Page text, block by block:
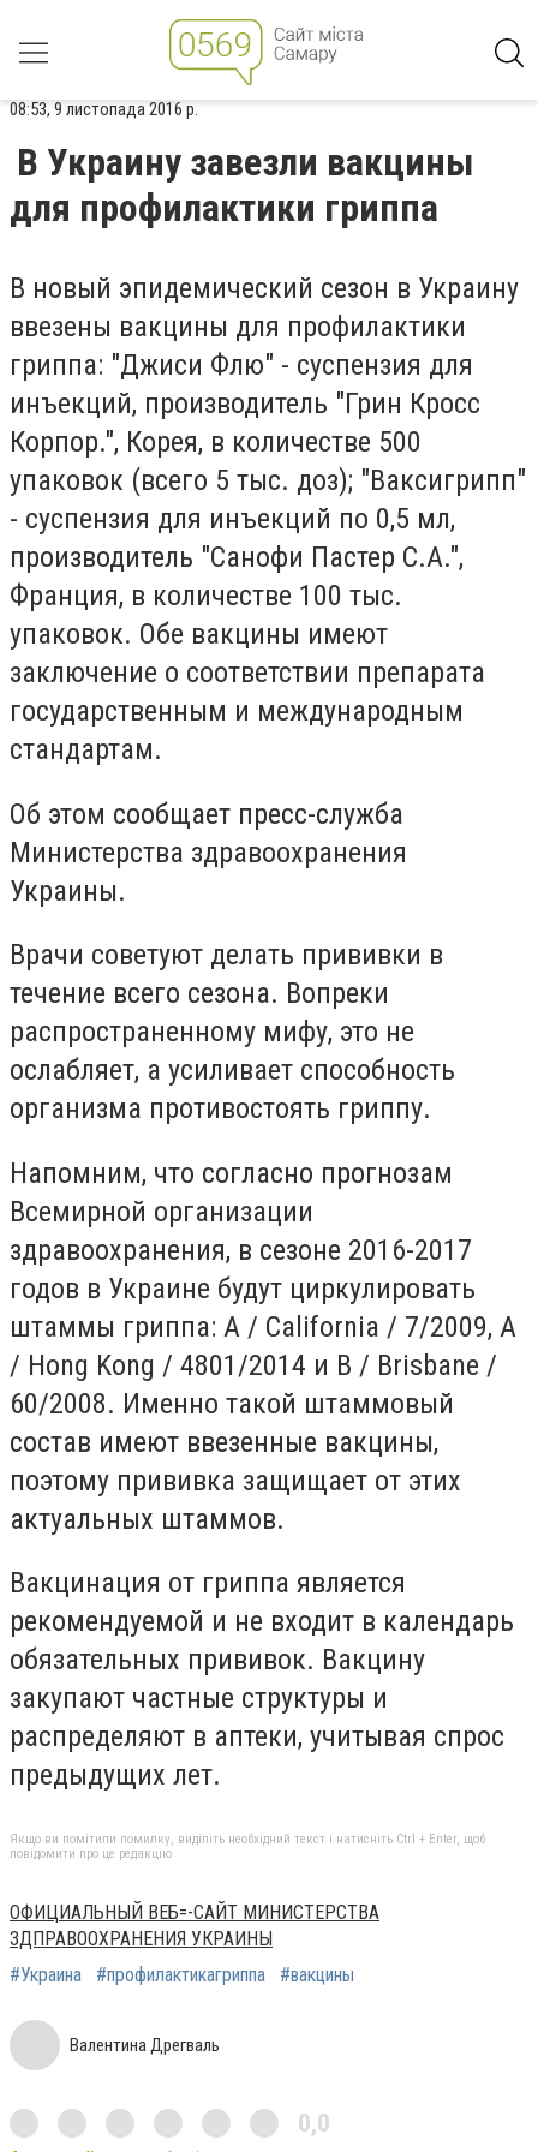
08:53, 9 листопада 2016 р.
В Украину завезли вакцины
для профилактики гриппа
В новый эпидемический сезон в Украину
ввезены вакцины для профилактики
гриппа: "Джиси Флю" - суспензия для
инъекций, производитель "Грин Кросс
Корпор.", Корея, в количестве 500
упаковок (всего 5 тыс. доз); "Ваксигрипп"
- суспензия для инъекций по 0,5 мл,
производитель "Санофи Пастер С.А.",
Франция, в количестве 100 тыс.
упаковок. Обе вакцины имеют
заключение о соответствии препарата
государственным и международным
стандартам.
Об этом сообщает пресс-служба
Министерства здравоохранения
Украины.
Врачи советуют делать прививки в
течение всего сезона. Вопреки
распространенному мифу, это не
ослабляет, а усиливает способность
организма противостоять гриппу.
Напомним, что согласно прогнозам
Всемирной организации
здравоохранения, в сезоне 2016-2017
годов в Украине будут циркулировать
штаммы гриппа: А / California / 7/2009, A
/ Hong Kong / 4801/2014 и B / Brisbane /
60/2008. Именно такой штаммовый
состав имеют ввезенные вакцины,
поэтому прививка защищает от этих
актуальных штаммов.
Вакцинация от гриппа является
рекомендуемой и не входит в календарь
обязательных прививок. Вакцину
закупают частные структуры и
распределяют в аптеки, учитывая спрос
предыдущих лет.
Якщо ви помітили помилку, виділіть необхідний текст і натисніть Ctrl + Enter, щоб
повідомити про це редакцію
ОФИЦИАЛЬНЫЙ ВЕБ=-САЙТ МИНИСТЕРСТВА
ЗДПРАВООХРАНЕНИЯ УКРАИНЫ
#Украина
#профилактикагриппа #вакцины
Валентина Дрегваль
0,0